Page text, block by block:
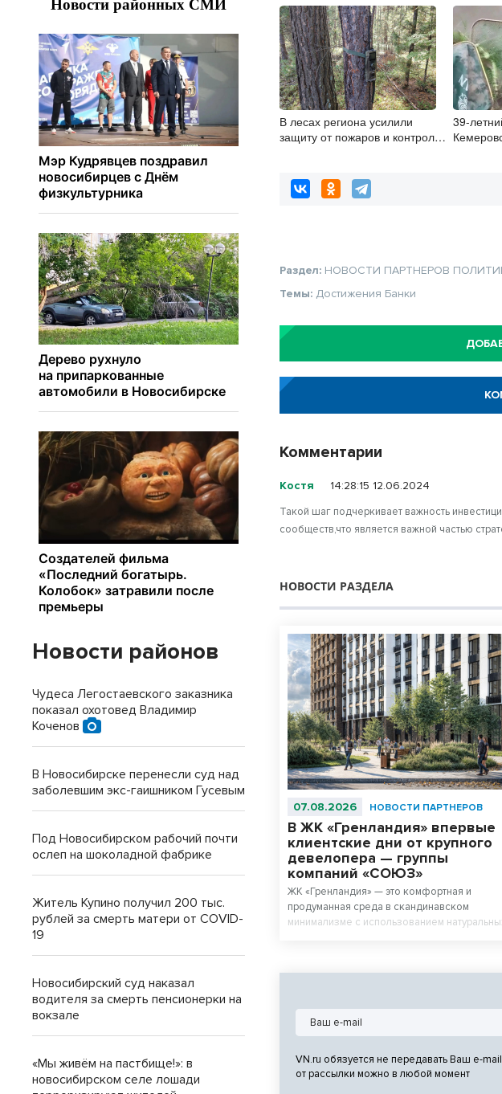
В лесах региона усилили
защиту от пожаров и контроль
39-
Раздел: НОВОСТИ ПАРТНЕРОВ
Темы: Достижения Банки
Комментарии
Костя 14:28:15 12.06.2024
Такой шаг подчеркивает важность
сообществ,что является важной частью
НОВОСТИ РАЗДЕЛА
07.08.2026 НОВОСТИ ПАРТНЕРОВ
В ЖК «Гренландия» впервые
клиентские дни от крупного
девелопера — группы
компаний «СОЮЗ»
ЖК «Гренландия» — это комфортная и
продуманная среда в скандинавском
минимализме с использованием
VN.ru обязуется не передавать Ваш e-
от рассылки можно в любой момент
Новости районов
Чудеса Легостаевского заказника
показал охотовед Владимир
Коченов
В Новосибирске перенесли суд над
заболевшим экс-гаишником Гусевым
Под Новосибирском рабочий почти
ослеп на шоколадной фабрике
Житель Купино получил 200 тыс.
рублей за смерть матери от COVID-
19
Новосибирский суд наказал
водителя за смерть пенсионерки на
вокзале
«Мы живём на пастбище!»: в
новосибирском селе лошади